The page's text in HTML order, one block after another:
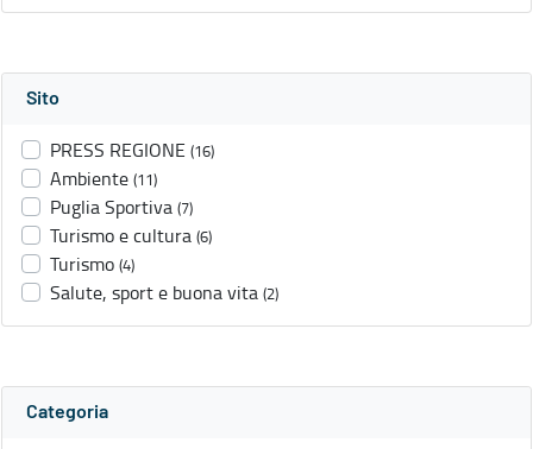
Sito
PRESS REGIONE (16)
Ambiente (11)
Puglia Sportiva (7)
Turismo e cultura (6)
Turismo (4)
Salute, sport e buona vita (2)
Categoria